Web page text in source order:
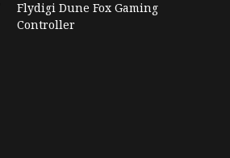
Flydigi Dune Fox Gaming
Controller